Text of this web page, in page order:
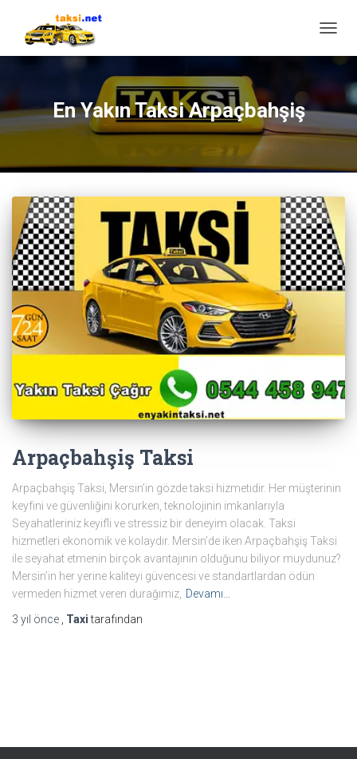
AÇ/
En Yakın Taksi Arpaçbahşiş
Arpaçbahşiş Taksi
Arpaçbahşiş Taksi, Mersin’in gözde taksi hizmetidir. Her müşterinin
keyfini ve güvenliğini korurken, teknolojinin imkanlarıyla
Seyahatleriniz keyifli ve stressiz bir deneyim olacak. Taksi
hizmetleri ekonomik ve kolaydır. Mersin’de iken Arpaçbahşiş Taksi
ile seyahat etmenin birçok avantajının olduğunu biliyor muydunuz?
Mersin’in her yerine kaliteyi güvencesi ve standartlardan ödün
vermeden hizmet veren durağımız, Devamı…
3 yıl önce Taxitarafından